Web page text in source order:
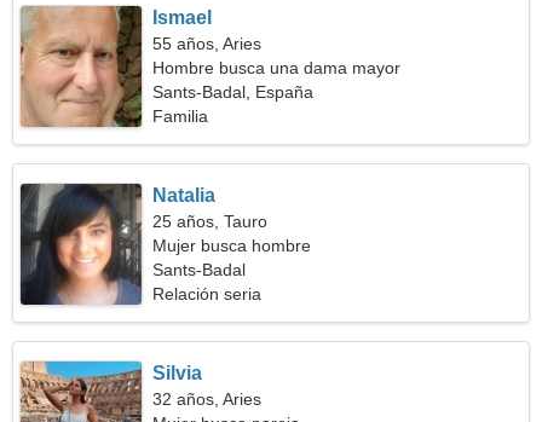
Ismael
55 años, Aries
Hombre busca una dama mayor
Sants-Badal, España
Familia
Natalia
25 años, Tauro
Mujer busca hombre
Sants-Badal
Relación seria
Silvia
32 años, Aries